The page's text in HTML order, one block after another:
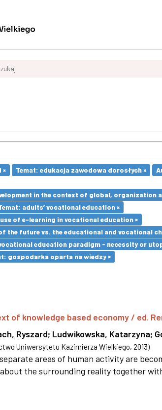
× Temat: edukacja zawodowa dorosłych ×
in the context of global, organization
adults’ vocational education ×
of e-learning in vocational education ×
the future vs. the educational and vocational
education paradigm - necessity or
gospodarka oparta na wiedzy ×
of knowledge based economy / ed.
Ryszard; Ludwikowska, Katarzyna;
Uniwersytetu Kazimierza Wielkiego, 2013)
areas of human activity are
the surrounding reality together